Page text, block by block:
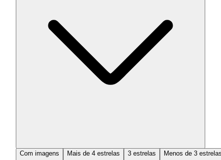
Com imagens Mais de 4 estrelas 3 estrelas Menos de 3